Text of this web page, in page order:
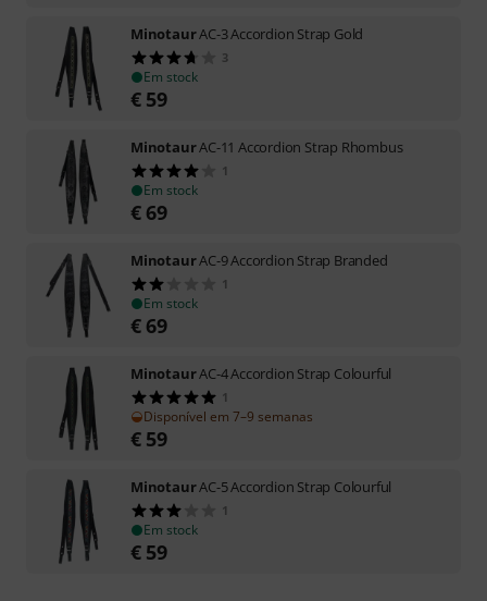
MinotaurAC-3 Accordion Strap Gold
3
Em stock
€ 59
MinotaurAC-11 Accordion Strap Rhombus
1
Em stock
€ 69
MinotaurAC-9 Accordion Strap Branded
1
Em stock
€ 69
MinotaurAC-4 Accordion Strap Colourful
1
Disponível em 7–9 semanas
€ 59
MinotaurAC-5 Accordion Strap Colourful
1
Em stock
€ 59